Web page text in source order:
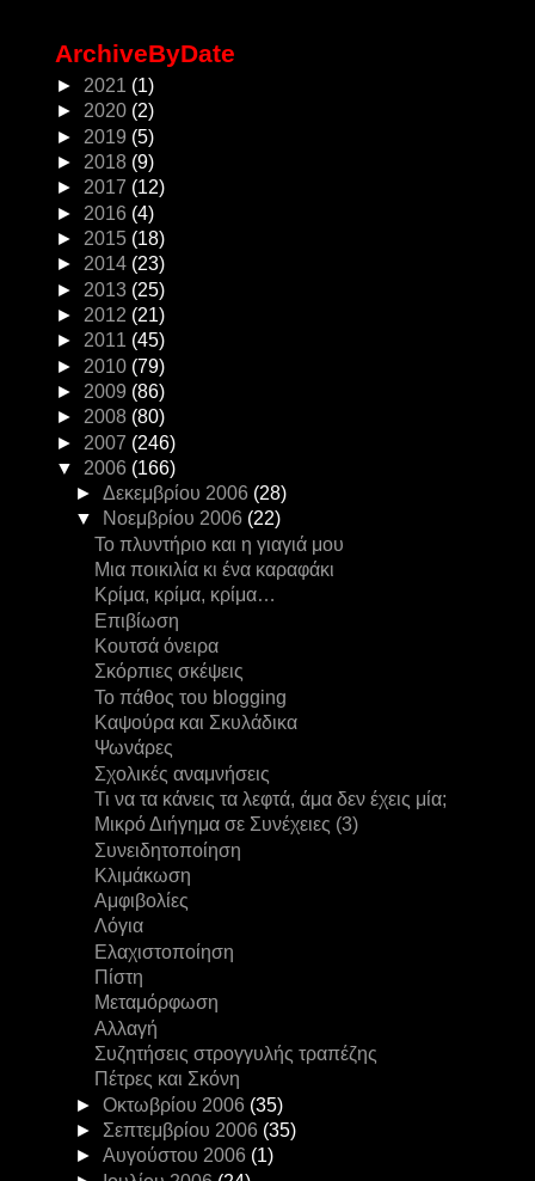
ArchiveByDate
► 2021 (1)
► 2020 (2)
► 2019 (5)
► 2018 (9)
► 2017 (12)
► 2016 (4)
► 2015 (18)
► 2014 (23)
► 2013 (25)
► 2012 (21)
► 2011 (45)
► 2010 (79)
► 2009 (86)
► 2008 (80)
► 2007 (246)
▼ 2006 (166)
► Δεκεμβρίου 2006 (28)
▼
Νοεμβρίου 2006 (22)
Το πλυντήριο και η γιαγιά μου
Μια ποικιλία κι ένα καραφάκι
Κρίμα, κρίμα, κρίμα…
Επιβίωση
Κουτσά όνειρα
Σκόρπιες σκέψεις
Το πάθος του blogging
Καψούρα και Σκυλάδικα
Ψωνάρες
Σχολικές αναμνήσεις
Τι να τα κάνεις τα λεφτά, άμα δεν έχεις μία;
Μικρό Διήγημα σε Συνέχειες (3)
Συνειδητοποίηση
Κλιμάκωση
Αμφιβολίες
Λόγια
Ελαχιστοποίηση
Πίστη
Μεταμόρφωση
Αλλαγή
Συζητήσεις στρογγυλής τραπέζης
Πέτρες και Σκόνη
► Οκτωβρίου 2006 (35)
► Σεπτεμβρίου 2006 (35)
► Αυγούστου 2006 (1)